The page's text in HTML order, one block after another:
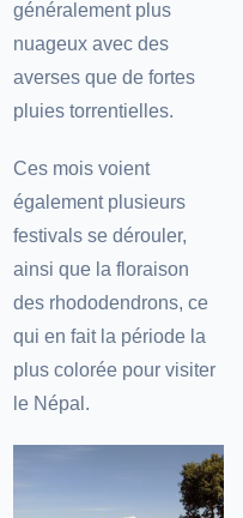
généralement plus
nuageux avec des
averses que de fortes
pluies torrentielles.
Ces mois voient
également plusieurs
festivals se dérouler,
ainsi que la floraison
des rhododendrons, ce
qui en fait la période la
plus colorée pour visiter
le Népal.